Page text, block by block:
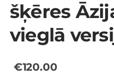
šķēres
vieglā
€120.00